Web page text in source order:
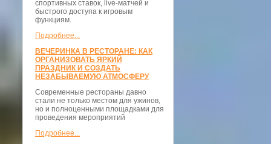
спортивных ставок, live-матчей и
быстрого доступа к игровым
функциям.
Подробнее...
ВЕЧЕРИНКА В РЕСТОРАНЕ: КАК
ОРГАНИЗОВАТЬ ЯРКИЙ
ПРАЗДНИК И СОЗДАТЬ
НЕЗАБЫВАЕМУЮ АТМОСФЕРУ
Современные рестораны давно
стали не только местом для ужинов,
но и полноценными площадками для
проведения мероприятий
Подробнее...